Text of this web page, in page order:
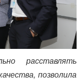
расставлять
позволила